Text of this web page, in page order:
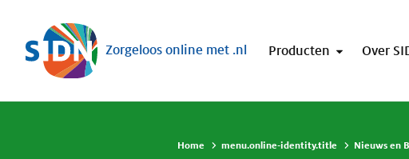
Sla navigatie over
Zorgeloos online met .nl Producten Over
Home menu.online-identity.title Nieuws en